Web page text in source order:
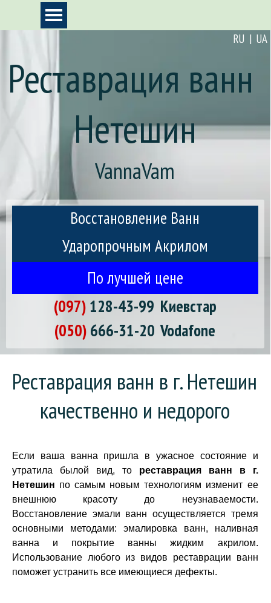
Перейти к контентуПропустить меню
RU | UA
Реставрация ванн
Нетешин
VannaVam
Восстановление Ванн
Ударопрочным Акрилом
По лучшей цене
(097) 128-43-99 Киевстар
(050) 666-31-20 Vodafone
Реставрация ванн в г. Нетешин
качественно и недорого
Если ваша ванна пришла в ужасное состояние и
утратила былой вид, то реставрация ванн в г.
Нетешин по самым новым технологиям изменит ее
внешнюю красоту до неузнаваемости.
Восстановление эмали ванн осуществляется тремя
основными методами: эмалировка ванн, наливная
ванна и покрытие ванны жидким акрилом.
Использование любого из видов реставрации ванн
поможет устранить все имеющиеся дефекты.